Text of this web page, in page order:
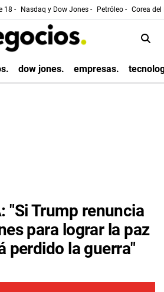
18 - Nasdaq y Dow Jones - Petróleo - Corea
dow jones. empresas.
"Si Trump renuncia
para lograr la paz
perdido la guerra"